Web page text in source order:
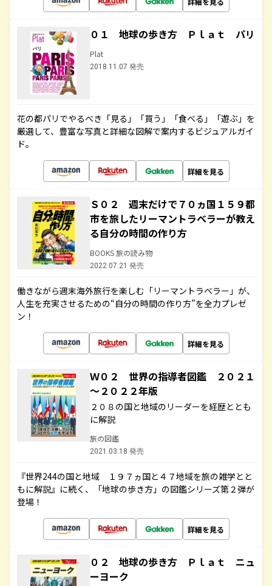
０１ 地球の歩き方 Ｐｌａｔ パリ
Plat
2018.11.07 発売
花の都パリでやるべき「見る」「買う」「食べる」「遊ぶ」を
厳選して、豊富な写真と詳細な図解で案内するビジュアルガイ
ド。
詳細を見る
Ｓ０２ 週末だけで７０ヵ国１５９都
市を旅したリーマントラベラーが教え
る自分の時間の作り方
BOOKS 旅の読み物
2022.07.21 発売
働きながら週末海外旅行を楽しむ「リーマントラベラー」が、
人生を充実させるための“自分の時間の作り方”を全力プレゼ
ン！
詳細を見る
Ｗ０２ 世界の指導者図鑑 ２０２１
～２０２２年版
２０８の国と地域のリーダーを経歴ととも
に解説
旅の図鑑
2021.03.18 発売
『世界244の国と地域 １９７ヵ国と４７地域を旅の雑学とと
もに解説』に続く、「地球の歩き方」の図鑑シリーズ第２弾が
登場！
詳細を見る
０２ 地球の歩き方 Ｐｌａｔ ニュ
ーヨーク